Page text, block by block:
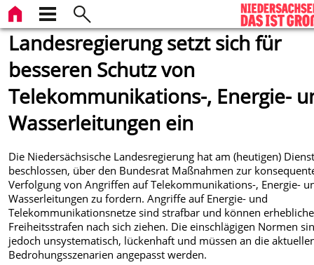
Landesregierung setzt sich für
besseren Schutz von
Telekommunikations-, Energie-
Wasserleitungen ein
Die Niedersächsische Landesregierung hat am (heutigen)
beschlossen, über den Bundesrat Maßnahmen zur
Verfolgung von Angriffen auf Telekommunikations-, Energie-
Wasserleitungen zu fordern. Angriffe auf Energie- und
Telekommunikationsnetze sind strafbar und können erhebliche
Freiheitsstrafen nach sich ziehen. Die einschlägigen Normen
jedoch unsystematisch, lückenhaft und müssen an die
Bedrohungsszenarien angepasst werden.